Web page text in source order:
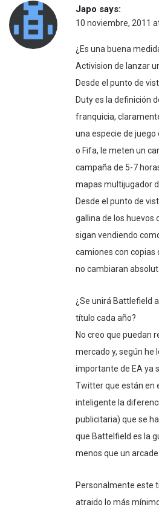
Japo says:
10 noviembre, 2011
¿Es una buena
Activision de lanzar
Desde el punto de
Duty es la definición
franquicia,
una especie de
o Fifa, le meten un
campaña de 5-7
mapas multijugador
Desde el punto de
gallina de los huevos
sigan vendiendo
camiones con copias
no cambiaran
¿Se unirá Battlefield
título cada año?
No creo que puedan
mercado y, según he
importante de EA ya
Twitter que están en
inteligente la
publicitaria) que se
que Battelfield es la
menos que un arcade
Personalmente este
atraido lo más